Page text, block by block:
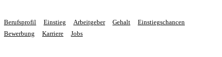
Berufsprofil Einstieg Arbeitgeber Gehalt
Einstiegschancen
Bewerbung
Karriere Jobs